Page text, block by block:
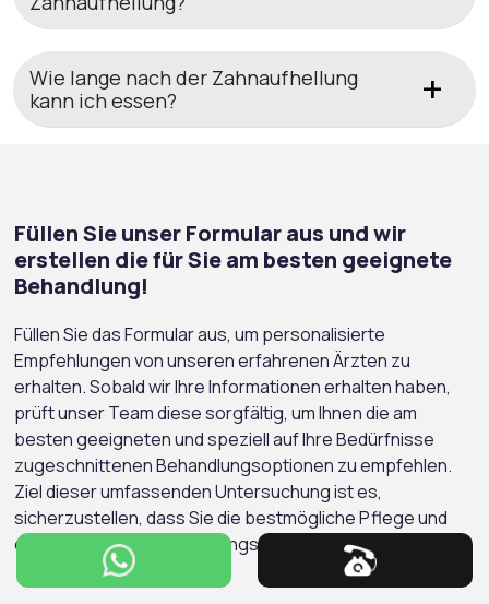
Wie lange nach der Zahnaufhellung
kann ich essen?
Füllen Sie unser Formular aus und wir
erstellen die für Sie am besten geeignete
Behandlung!
Füllen Sie das Formular aus, um personalisierte
Empfehlungen von unseren erfahrenen Ärzten zu
erhalten. Sobald wir Ihre Informationen erhalten haben,
prüft unser Team diese sorgfältig, um Ihnen die am
besten geeigneten und speziell auf Ihre Bedürfnisse
zugeschnittenen Behandlungsoptionen zu empfehlen.
Ziel dieser umfassenden Untersuchung ist es,
sicherzustellen, dass Sie die bestmögliche Pflege und
den wirksamsten Behandlungsplan erhalten.